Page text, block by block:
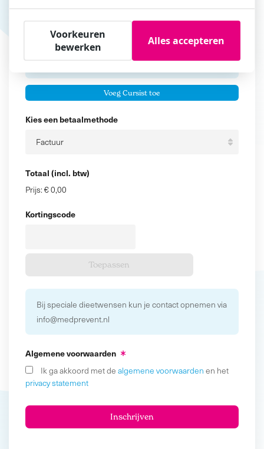
Cursisten
Voeg cursisten toe
Voornaam
Tussenvoegsel
Voeg Cursist toe
Kies een betaalmethode
Totaal (incl. btw)
Prijs: € 0,00
Kortingscode
Bij speciale dieetwensen kun je contact opnemen via
info@medprevent.nl
Algemene voorwaarden
Ik ga akkoord met de algemene voorwaarden en het
privacy statement
Voorkeuren
bewerken
Alles accepteren